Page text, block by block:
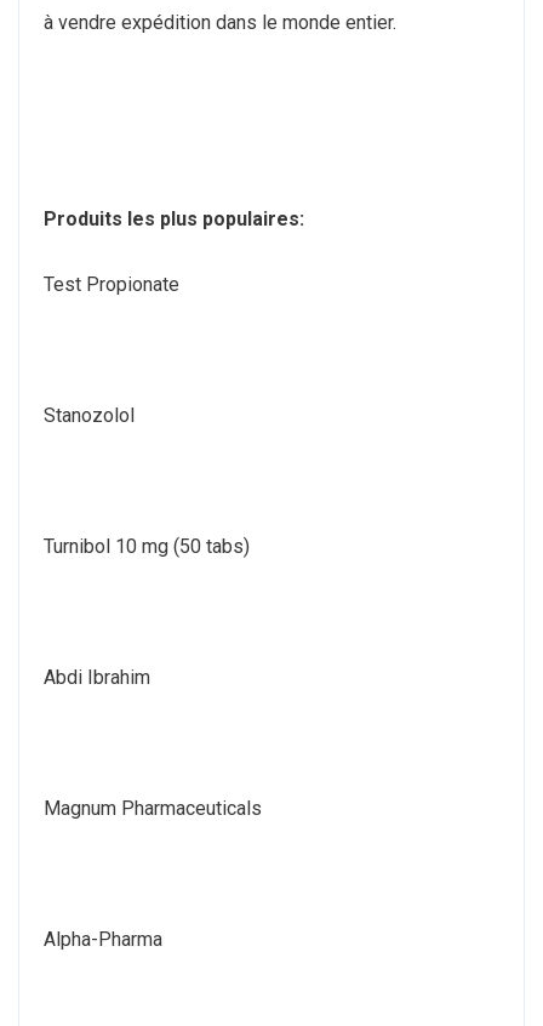
à vendre expédition dans le monde entier.
Produits les plus populaires:
Test Propionate
Stanozolol
Turnibol 10 mg (50 tabs)
Abdi Ibrahim
Magnum Pharmaceuticals
Alpha-Pharma